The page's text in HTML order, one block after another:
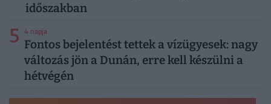
időszakban
5 4 napja
Fontos bejelentést tettek a vízügyesek: nagy
változás jön a Dunán, erre kell készülni a
hétvégén